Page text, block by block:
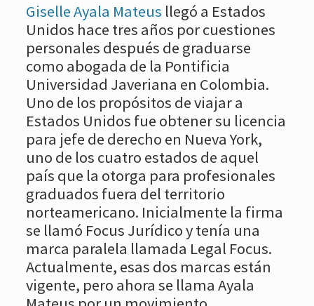
Giselle Ayala Mateus llegó a Estados
Unidos hace tres años por cuestiones
personales después de graduarse
como abogada de la Pontificia
Universidad Javeriana en Colombia.
Uno de los propósitos de viajar a
Estados Unidos fue obtener su licencia
para jefe de derecho en Nueva York,
uno de los cuatro estados de aquel
país que la otorga para profesionales
graduados fuera del territorio
norteamericano. Inicialmente la firma
se llamó Focus Jurídico y tenía una
marca paralela llamada Legal Focus.
Actualmente, esas dos marcas están
vigente, pero ahora se llama Ayala